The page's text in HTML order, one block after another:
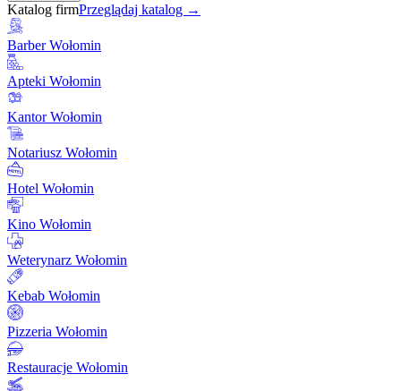
Katalog firmPrzeglądaj katalog →
Barber Wołomin
Apteki Wołomin
Kantor Wołomin
Notariusz Wołomin
Hotel Wołomin
Kino Wołomin
Weterynarz Wołomin
Kebab Wołomin
Pizzeria Wołomin
Restauracje Wołomin